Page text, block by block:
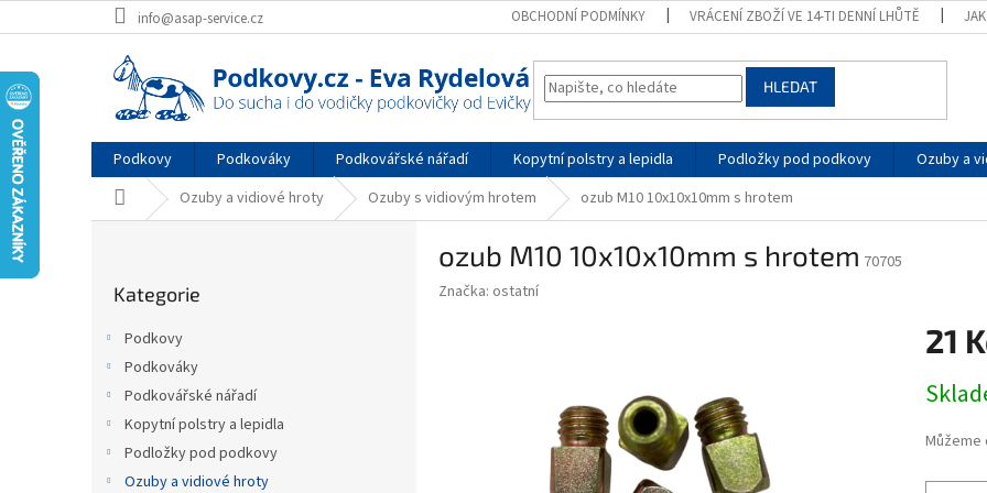
na
info@asap-service.cz OBCHODNÍ PODMÍNKY VRÁCENÍ ZBOŽÍ VE 14-TI DENNÍ LHŮTĚ
HLEDAT
Podkovy Podkováky Podkovářské nářadí Kopytní polstry a lepidla Podložky pod podkovy Ozuby a
Domů Ozuby a vidiové hroty Ozuby s vidiovým hrotem ozub M10 10x10x10mm s hrotem
kategorie
Kategorie
Podkovy
Podkováky
Podkovářské nářadí
Kopytní polstry a lepidla
Podložky pod podkovy
Ozuby a vidiové hroty
ozub M10 10x10x10mm s hrotem 70705
Značka: ostatní
21
cena:
Můžeme